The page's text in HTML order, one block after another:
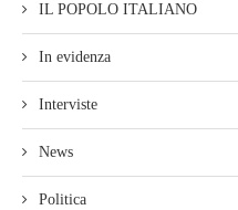
IL POPOLO ITALIANO
In evidenza
Interviste
News
Politica